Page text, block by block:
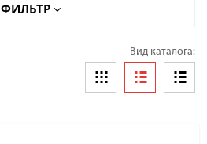
ФИЛЬТР
Вид каталога: